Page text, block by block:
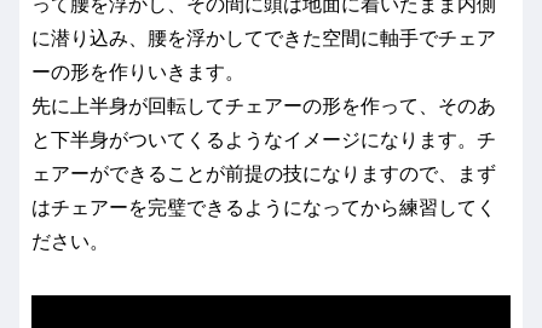
って腰を浮かし、その間に頭は地面に着いたまま内側
に潜り込み、腰を浮かしてできた空間に軸手でチェア
ーの形を作りいきます。
先に上半身が回転してチェアーの形を作って、そのあ
と下半身がついてくるようなイメージになります。チ
ェアーができることが前提の技になりますので、まず
はチェアーを完璧できるようになってから練習してく
ださい。